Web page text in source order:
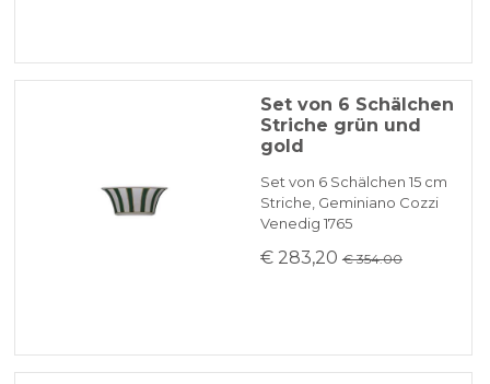
Set von 6 Schälchen
Striche grün und
gold
Set von 6 Schälchen 15 cm
Striche, Geminiano Cozzi
Venedig 1765
€ 283,20 € 354.00